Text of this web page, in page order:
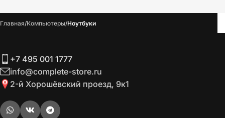
Главная Компьютеры Ноутбуки
+7 495 001 1777
info@complete-store.ru
2-й Хорошёвский проезд, 9к1